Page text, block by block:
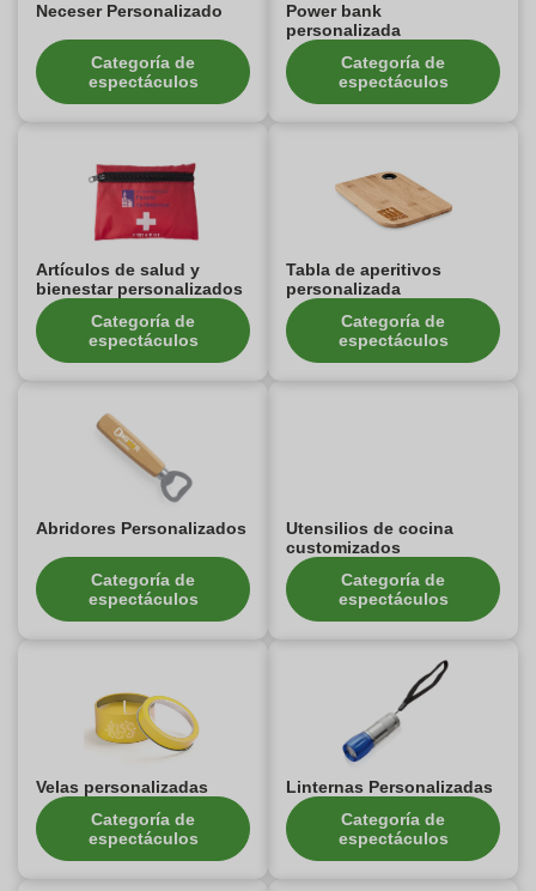
Neceser Personalizado
Categoría de
espectáculos
Power bank
personalizada
Categoría de
espectáculos
Artículos de salud y
bienestar personalizados
Categoría de
espectáculos
Tabla de aperitivos
personalizada
Categoría de
espectáculos
Abridores Personalizados
Categoría de
espectáculos
Utensilios de cocina
customizados
Categoría de
espectáculos
Velas personalizadas
Categoría de
espectáculos
Linternas Personalizadas
Categoría de
espectáculos